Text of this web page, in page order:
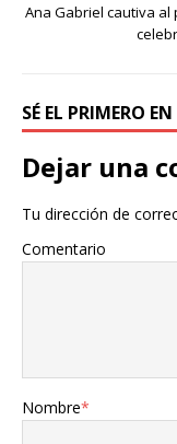
Ana Gabriel cautiva
SÉ EL PRIMERO
Dejar una
Tu dirección de
Comentario
Nombre*